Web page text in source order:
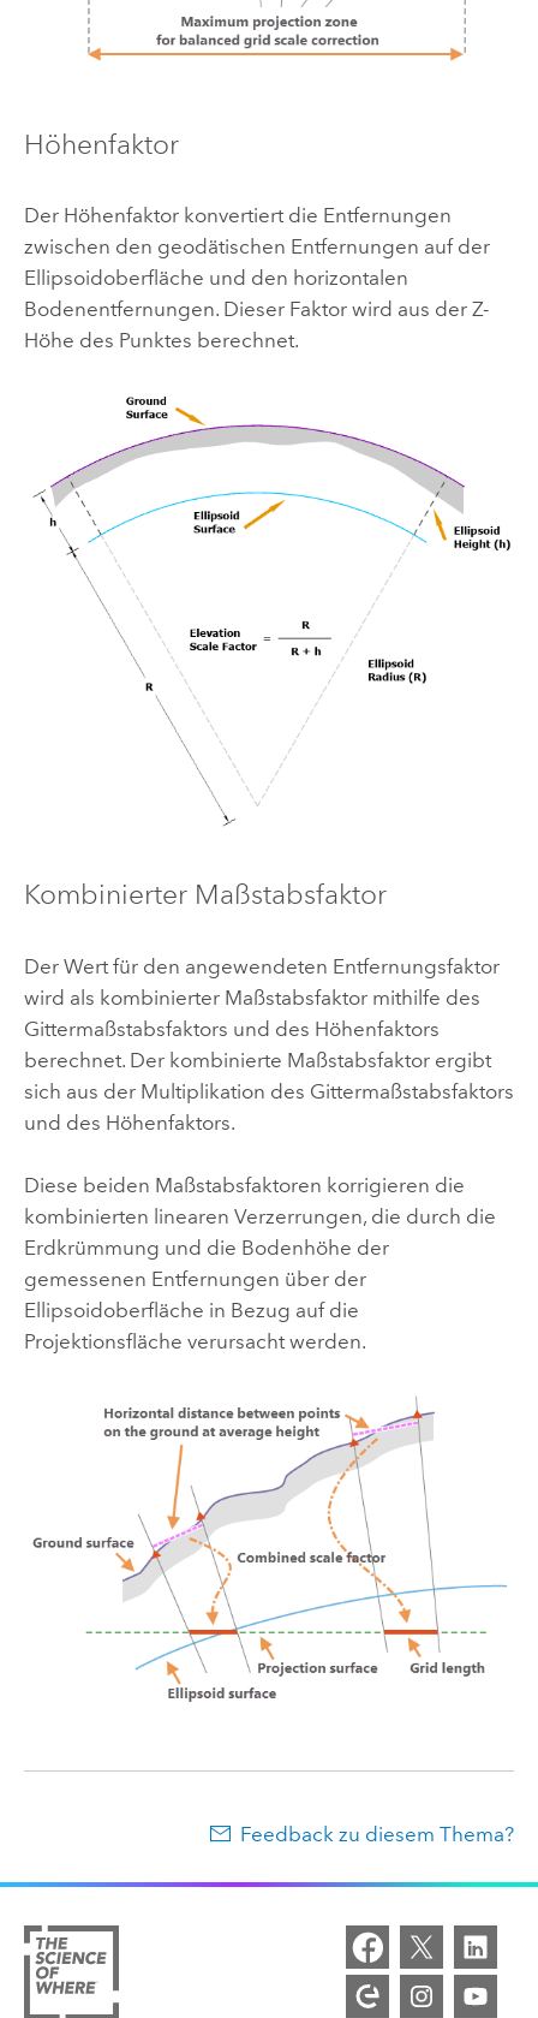
Höhenfaktor
Der Höhenfaktor konvertiert die Entfernungen
zwischen den geodätischen Entfernungen auf der
Ellipsoidoberfläche und den horizontalen
Bodenentfernungen. Dieser Faktor wird aus der Z-
Höhe des Punktes berechnet.
Kombinierter Maßstabsfaktor
Der Wert für den angewendeten Entfernungsfaktor
wird als kombinierter Maßstabsfaktor mithilfe des
Gittermaßstabsfaktors und des Höhenfaktors
berechnet. Der kombinierte Maßstabsfaktor ergibt
sich aus der Multiplikation des Gittermaßstabsfaktors
und des Höhenfaktors.
Diese beiden Maßstabsfaktoren korrigieren die
kombinierten linearen Verzerrungen, die durch die
Erdkrümmung und die Bodenhöhe der
gemessenen Entfernungen über der
Ellipsoidoberfläche in Bezug auf die
Projektionsfläche verursacht werden.
Feedback zu diesem Thema?